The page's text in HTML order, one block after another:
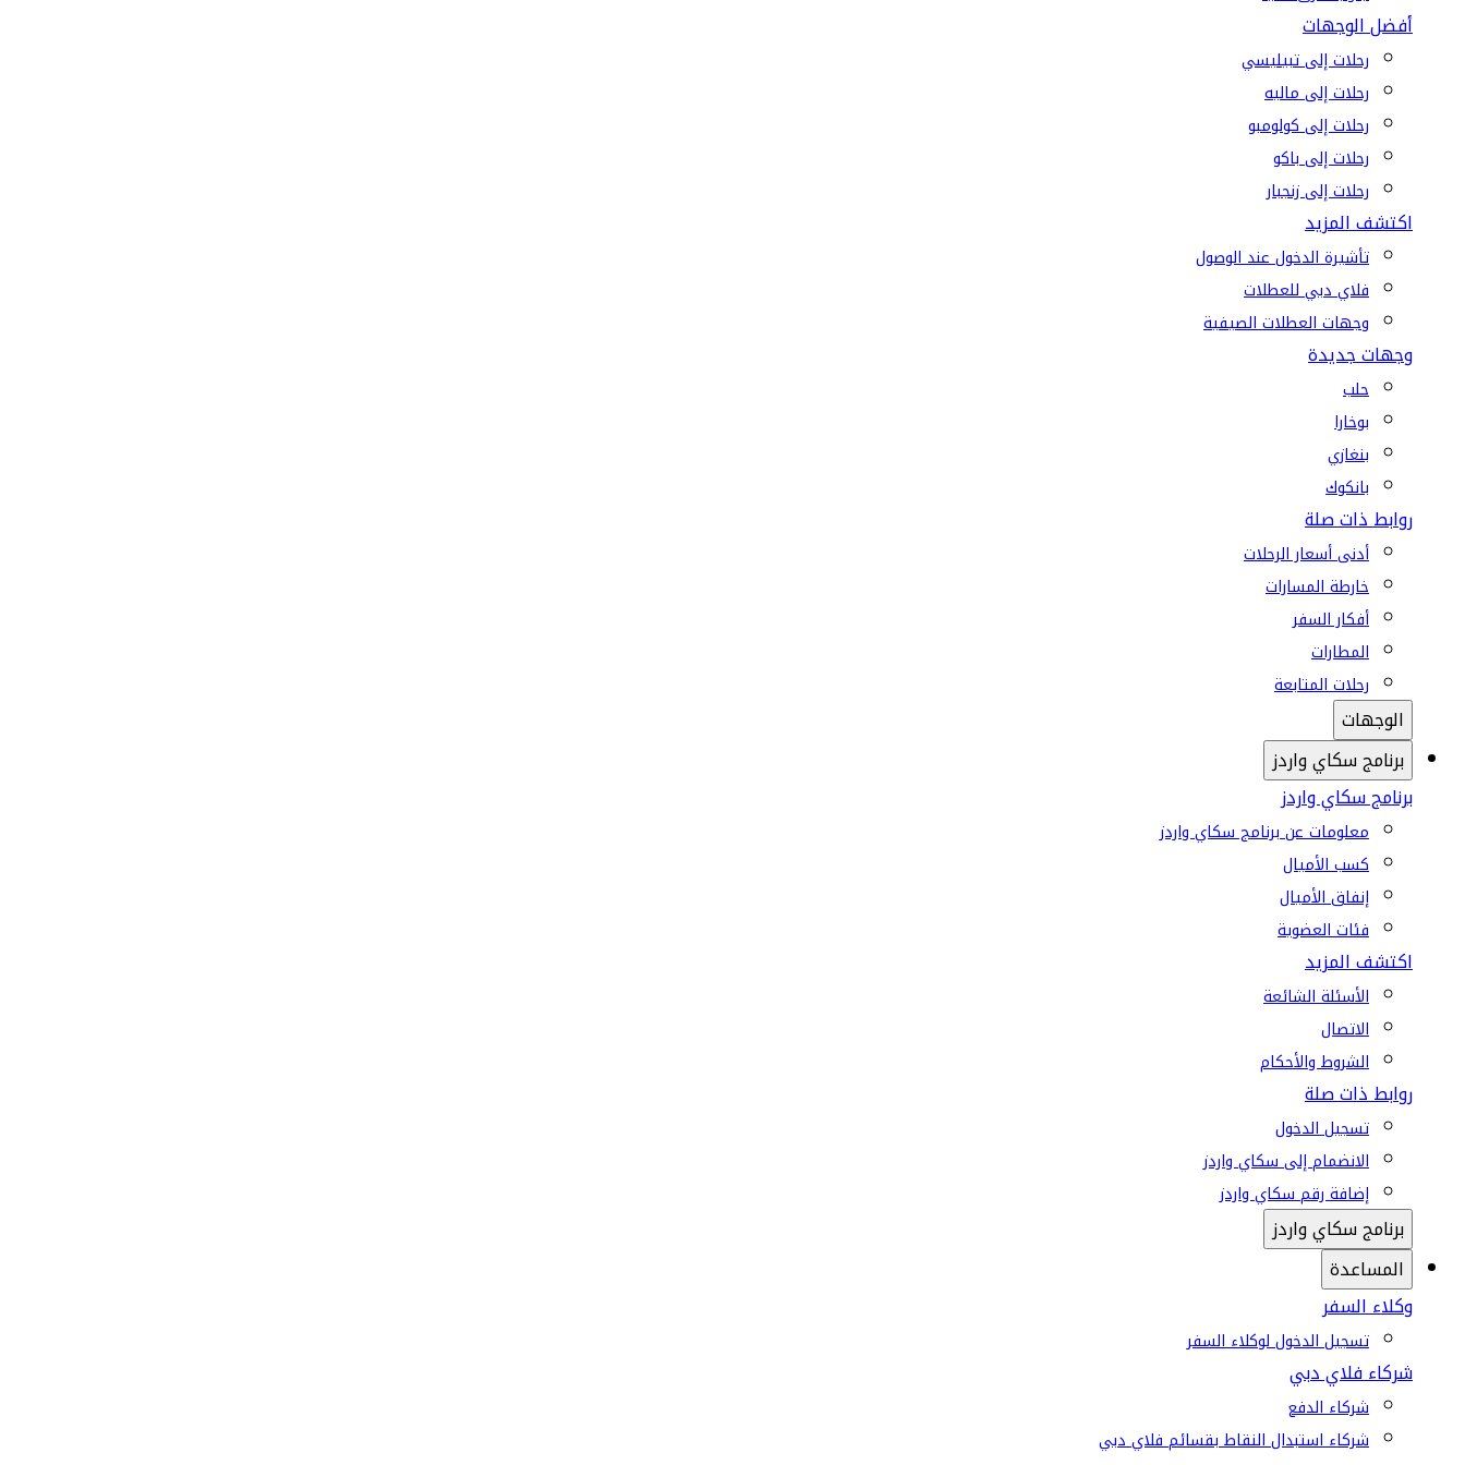
أفضل الوجهات
رحلات إلى تبيليسي
رحلات إلى ماليه
رحلات إلى كولومبو
رحلات إلى باكو
رحلات إلى زنجبار
اكتشف المزيد
تأشيرة الدخول عند الوصول
فلاي دبي للعطلات
وجهات العطلات الصيفية
وجهات جديدة
حلب
بوخارا
بنغازي
بانكوك
روابط ذات صلة
أدنى أسعار الرحلات
خارطة المسارات
أفكار السفر
المطارات
رحلات المتابعة
الوجهات
برنامج سكاي واردز
برنامج سكاي واردز
معلومات عن برنامج سكاي واردز
كسب الأميال
إنفاق الأميال
فئات العضوية
اكتشف المزيد
الأسئلة الشائعة
الاتصال
الشروط والأحكام
روابط ذات صلة
تسجيل الدخول
الانضمام إلى سكاي واردز
إضافة رقم سكاي واردز
برنامج سكاي واردز
المساعدة
وكلاء السفر
تسجيل الدخول لوكلاء السفر
شركاء فلاي دبي
شركاء الدفع
شركاء استبدال النقاط بقسائم فلاي دبي